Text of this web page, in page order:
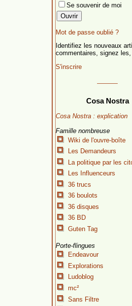
Se souvenir de moi
Mot de passe oublié ?
Identifiez les nouveaux
commentaires, signez
S'inscrire
Cosa Nostra
Cosa Nostra : explication
Famille nombreuse
Wiki de l'ouvre-boîte
Les Demandeurs
La politique par les
Les Influenceurs
36 trucs
36 boulots
36 disques
36 BD
Guten Tag
Porte-flingues
Endeavour
Explorations
Ludoblog
mc²
Sans Filtre